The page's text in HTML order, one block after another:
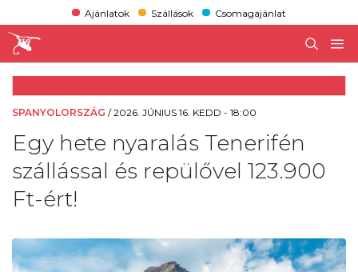
Ajánlatok Szállások Csomagajánlat
SPANYOLORSZÁG /2026. JÚNIUS 16. KEDD - 18:00
Egy hete nyaralás Tenerifén
szállással és repülővel 123.900
Ft-ért!